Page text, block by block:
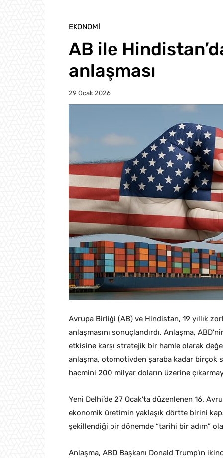
EKONOMI
AB ile
anlaşması
29 Ocak 2026
Avrupa Birliği (AB) ve Hindistan, 19 yıllık
anlaşmasını sonuçlandırdı. Anlaşma,
etkisine karşı stratejik bir hamle olarak
anlaşma, otomotivden şaraba kadar
hacmini 200 milyar doların üzerine
Yeni Delhi’de 27 Ocak’ta düzenlenen 16.
ekonomik üretimin yaklaşık dörtte birini
şekillendiği bir dönemde “tarihi bir adım”
Anlaşma, ABD Başkanı Donald Trump’ın